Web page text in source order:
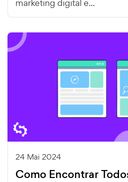
marketing digital e...
24 Mai 2024
Como Encontrar